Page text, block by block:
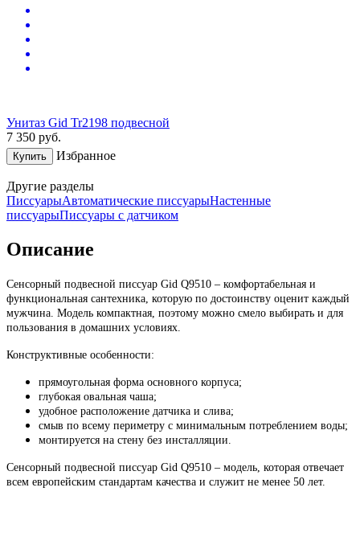
Унитаз Gid Tr2198 подвесной
7 350 руб.
Купить Избранное
Другие разделы
ПиссуарыАвтоматические писсуарыНастенные
писсуарыПиссуары с датчиком
Описание
Сенсорный подвесной писсуар Gid Q9510 – комфортабельная и
функциональная сантехника, которую по достоинству оценит каждый
мужчина. Модель компактная, поэтому можно смело выбирать и для
пользования в домашних условиях.
Конструктивные особенности:
прямоугольная форма основного корпуса;
глубокая овальная чаша;
удобное расположение датчика и слива;
смыв по всему периметру с минимальным потреблением воды;
монтируется на стену без инсталляции.
Сенсорный подвесной писсуар Gid Q9510 – модель, которая отвечает
всем европейским стандартам качества и служит не менее 50 лет.